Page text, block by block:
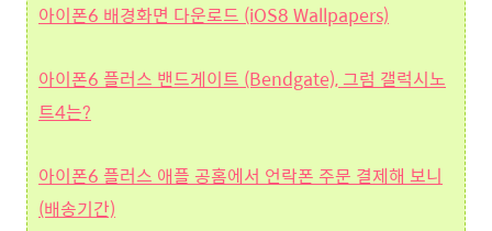
아이폰6 배경화면 다운로드 (iOS8 Wallpapers)
아이폰6 플러스 밴드게이트 (Bendgate), 그럼 갤럭시노
트4는?
아이폰6 플러스 애플 공홈에서 언락폰 주문 결제해 보니
(배송기간)